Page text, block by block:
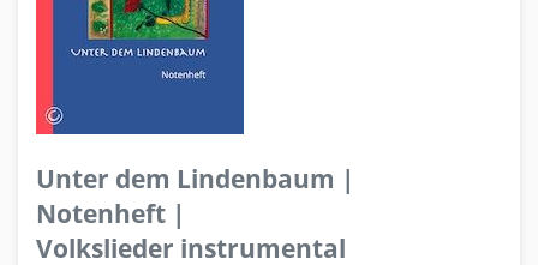
Unter dem Lindenbaum |
Notenheft |
Volkslieder instrumental